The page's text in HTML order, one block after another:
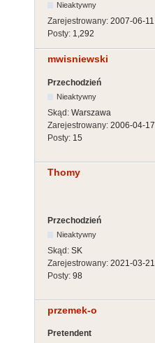
Nieaktywny
Zarejestrowany: 2007-06-11
Posty: 1,292
mwisniewski
Przechodzień
Nieaktywny
Skąd: Warszawa
Zarejestrowany: 2006-04-17
Posty: 15
Thomy
Przechodzień
Nieaktywny
Skąd: SK
Zarejestrowany: 2021-03-21
Posty: 98
przemek-o
Pretendent